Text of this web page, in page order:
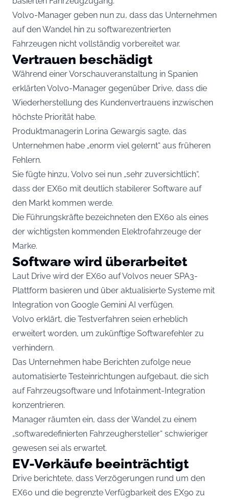
Volvo-Manager geben nun zu, dass das Unternehmen
auf den Wandel hin zu softwarezentrierten
Fahrzeugen nicht vollständig vorbereitet war.
Vertrauen beschädigt
Während einer Vorschauveranstaltung in Spanien
erklärten Volvo-Manager gegenüber Drive, dass die
Wiederherstellung des Kundenvertrauens inzwischen
höchste Priorität habe.
Produktmanagerin Lorina Gewargis sagte, das
Unternehmen habe „enorm viel gelernt“ aus früheren
Fehlern.
Sie fügte hinzu, Volvo sei nun „sehr zuversichtlich“,
dass der EX60 mit deutlich stabilerer Software auf
den Markt kommen werde.
Die Führungskräfte bezeichneten den EX60 als eines
der wichtigsten kommenden Elektrofahrzeuge der
Marke.
Software wird überarbeitet
Laut Drive wird der EX60 auf Volvos neuer SPA3-
Plattform basieren und über aktualisierte Systeme mit
Integration von Google Gemini AI verfügen.
Volvo erklärt, die Testverfahren seien erheblich
erweitert worden, um zukünftige Softwarefehler zu
verhindern.
Das Unternehmen habe Berichten zufolge neue
automatisierte Testeinrichtungen aufgebaut, die sich
auf Fahrzeugsoftware und Infotainment-Integration
konzentrieren.
Manager räumten ein, dass der Wandel zu einem
„softwaredefinierten Fahrzeughersteller“ schwieriger
gewesen sei als erwartet.
EV-Verkäufe beeinträchtigt
Drive berichtete, dass Verzögerungen rund um den
EX60 und die begrenzte Verfügbarkeit des EX90 zu